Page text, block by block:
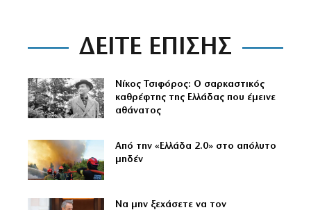
ΔΕΙΤΕ ΕΠΙΣΗΣ
Νίκος Τσιφόρος: Ο σαρκαστικός
καθρέφτης της Ελλάδας που έμεινε
αθάνατος
Από την «Ελλάδα 2.0» στο απόλυτο
μηδέν
Να μην ξεχάσετε να τον